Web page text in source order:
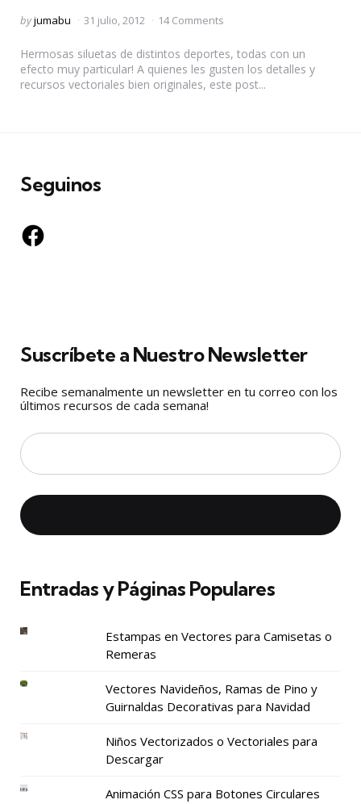
Posted
byjumabu 31 julio, 2012 14 Comments
Hermosas siluetas de distintos deportes, todas con un
efecto muy particular! A quienes les gusten los detalles y
recursos vectoriales bien originales, este post...
Seguinos
Facebook
Suscríbete a Nuestro Newsletter
Recibe semanalmente un newsletter en tu correo con los
últimos recursos de cada semana!
Entradas y Páginas Populares
Estampas en Vectores para Camisetas o
Remeras
Vectores Navideños, Ramas de Pino y
Guirnaldas Decorativas para Navidad
Niños Vectorizados o Vectoriales para
Descargar
Animación CSS para Botones Circulares